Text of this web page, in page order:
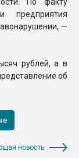
предприятия
—
рублей, а в
об
новость